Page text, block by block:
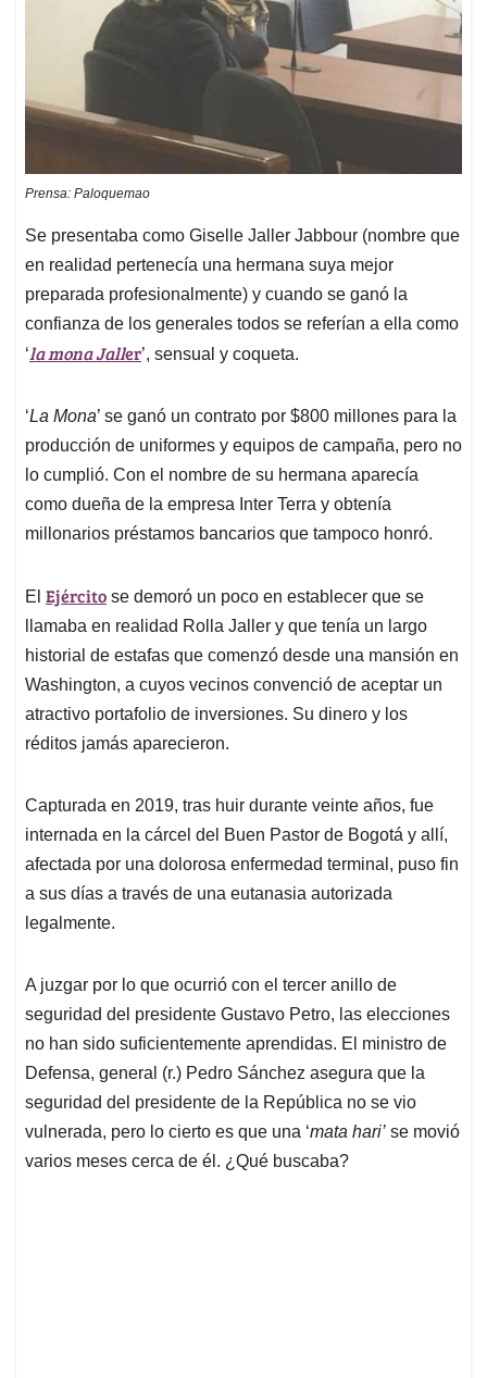
Prensa: Paloquemao
Se presentaba como Giselle Jaller Jabbour (nombre que
en realidad pertenecía una hermana suya mejor
preparada profesionalmente) y cuando se ganó la
confianza de los generales todos se referían a ella como
‘la mona Jaller’, sensual y coqueta.
‘La Mona’ se ganó un contrato por $800 millones para la
producción de uniformes y equipos de campaña, pero no
lo cumplió. Con el nombre de su hermana aparecía
como dueña de la empresa Inter Terra y obtenía
millonarios préstamos bancarios que tampoco honró.
El Ejército se demoró un poco en establecer que se
llamaba en realidad Rolla Jaller y que tenía un largo
historial de estafas que comenzó desde una mansión en
Washington, a cuyos vecinos convenció de aceptar un
atractivo portafolio de inversiones. Su dinero y los
réditos jamás aparecieron.
Capturada en 2019, tras huir durante veinte años, fue
internada en la cárcel del Buen Pastor de Bogotá y allí,
afectada por una dolorosa enfermedad terminal, puso fin
a sus días a través de una eutanasia autorizada
legalmente.
A juzgar por lo que ocurrió con el tercer anillo de
seguridad del presidente Gustavo Petro, las elecciones
no han sido suficientemente aprendidas. El ministro de
Defensa, general (r.) Pedro Sánchez asegura que la
seguridad del presidente de la República no se vio
vulnerada, pero lo cierto es que una ‘mata hari’ se movió
varios meses cerca de él. ¿Qué buscaba?